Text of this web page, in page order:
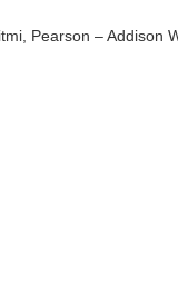
Pearson – Addison